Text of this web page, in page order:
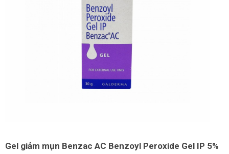
Gel giảm mụn Benzac AC Benzoyl Peroxide Gel IP 5%